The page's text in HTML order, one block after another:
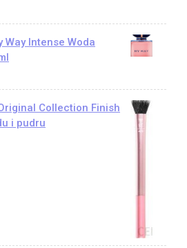
Way Intense Woda
Collection Finish
i pudru